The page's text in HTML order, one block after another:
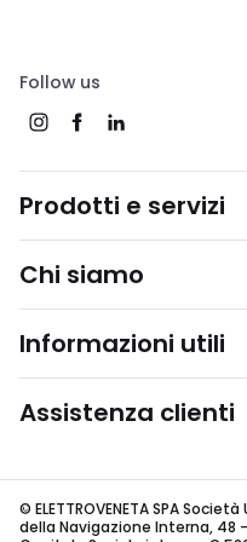
Follow us
Prodotti e servizi
Chi siamo
Informazioni utili
Assistenza clienti
© ELETTROVENETA SPA
della Navigazione Interna, 48 -